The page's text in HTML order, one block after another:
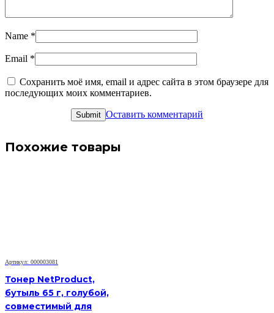
Name *
Email *
Сохранить моё имя, email и адрес сайта в этом браузере для
последующих моих комментариев.
Оставить комментарий
Похожие товары
Артикул: 000003081
Тонер NetProduct,
бутыль 65 г, голубой,
совместимый для